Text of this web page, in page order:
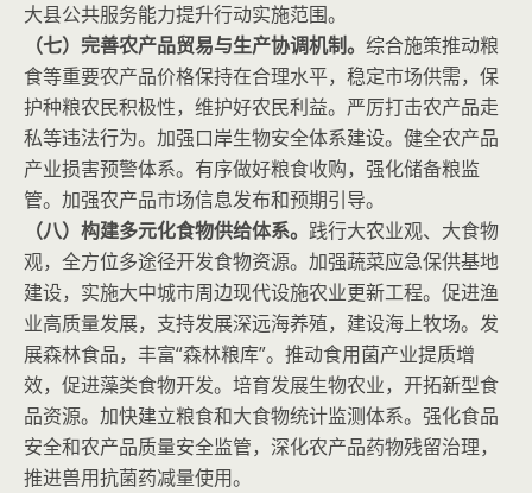
大县公共服务能力提升行动实施范围。
（七）完善农产品贸易与生产协调机制。 综合施策推动粮
食等重要农产品价格保持在合理水平，稳定市场供需，保
护种粮农民积极性，维护好农民利益。严厉打击农产品走
私等违法行为。加强口岸生物安全体系建设。健全农产品
产业损害预警体系。有序做好粮食收购，强化储备粮监
管。加强农产品市场信息发布和预期引导。
（八）构建多元化食物供给体系。 践行大农业观、大食物
观，全方位多途径开发食物资源。加强蔬菜应急保供基地
建设，实施大中城市周边现代设施农业更新工程。促进渔
业高质量发展，支持发展深远海养殖，建设海上牧场。发
展森林食品，丰富“森林粮库”。推动食用菌产业提质增
效，促进藻类食物开发。培育发展生物农业，开拓新型食
品资源。加快建立粮食和大食物统计监测体系。强化食品
安全和农产品质量安全监管，深化农产品药物残留治理，
推进兽用抗菌药减量使用。